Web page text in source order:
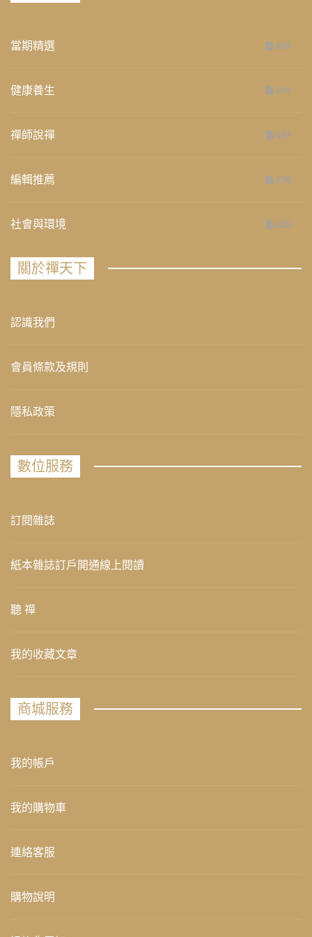
當期精選 658
健康養生 276
禪師說禪 267
編輯推薦 236
社會與環境 235
關於禪天下
認識我們
會員條款及規則
隱私政策
數位服務
訂閱雜誌
紙本雜誌訂戶開通線上閱讀
聽 禪
我的收藏文章
商城服務
我的帳戶
我的購物車
連絡客服
購物說明